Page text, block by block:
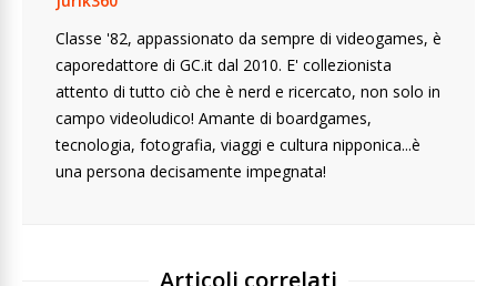
Classe '82, appassionato da sempre di videogames, è
caporedattore di GC.it dal 2010. E' collezionista
attento di tutto ciò che è nerd e ricercato, non solo in
campo videoludico! Amante di boardgames,
tecnologia, fotografia, viaggi e cultura nipponica...è
una persona decisamente impegnata!
Articoli correlati